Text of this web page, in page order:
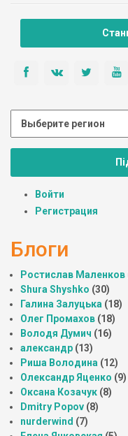
Войти
Регистрация
Блоги
Ростислав Маленков
Shura Shyshko (30)
Галина Залуцька (18)
Олег Промахов (18)
Володя Думич (16)
александр (13)
Риша Володина (12)
Олександр Яценко (9)
Оксана Козачук (8)
Dmitry Popov (8)
nurderwind (7)